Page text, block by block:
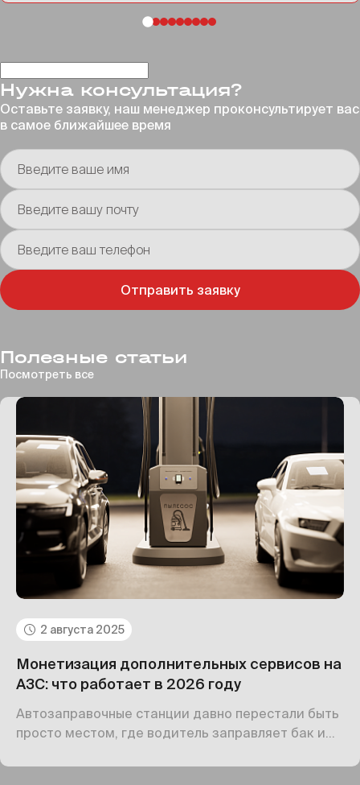
Нужна консультация?
Оставьте заявку, наш менеджер проконсультирует вас
в самое ближайшее время
Введите ваше имя
Введите вашу почту
Введите ваш телефон
Отправить заявку
Полезные статьи
Посмотреть все
2 августа 2025
Монетизация дополнительных сервисов на
АЗС: что работает в 2026 году
Автозаправочные станции давно перестали быть
просто местом, где водитель заправляет бак и
сервисные точки, маленькие «хабы» для